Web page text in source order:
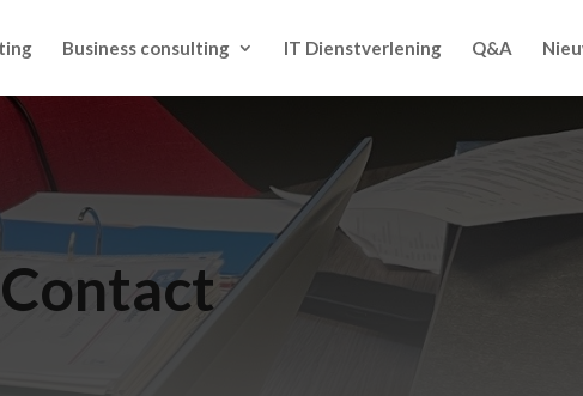
Business consulting IT Dienstverlening Q&A
Contact